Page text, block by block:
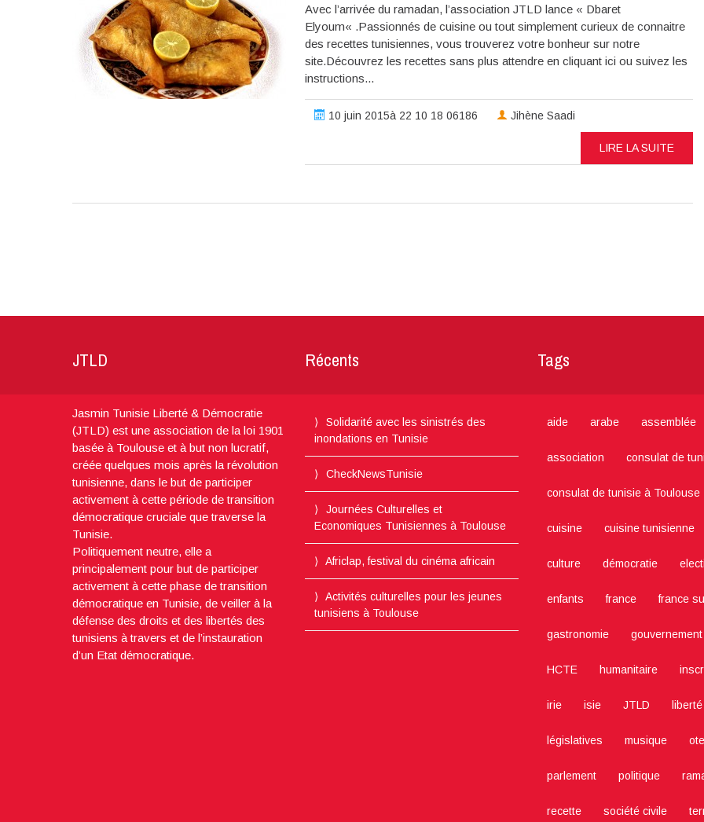
Avec l’arrivée du ramadan, l’association JTLD lance « Dbaret
Elyoum« .Passionnés de cuisine ou tout simplement curieux de connaitre
des recettes tunisiennes, vous trouverez votre bonheur sur notre
site.Découvrez les recettes sans plus attendre en cliquant ici ou suivez les
instructions...
10 juin 2015à 22 10 18 06186 Jihène Saadi
LIRE LA SUITE
JTLD
Jasmin Tunisie Liberté & Démocratie
(JTLD) est une association de la loi 1901
basée à Toulouse et à but non lucratif,
créée quelques mois après la révolution
tunisienne, dans le but de participer
activement à cette période de transition
démocratique cruciale que traverse la
Tunisie.
Politiquement neutre, elle a
principalement pour but de participer
activement à cette phase de transition
démocratique en Tunisie, de veiller à la
défense des droits et des libertés des
tunisiens à travers et de l’instauration
d’un Etat démocratique.
Récents
Solidarité avec les sinistrés des
inondations en Tunisie
CheckNewsTunisie
Journées Culturelles et
Economiques Tunisiennes à Toulouse
Africlap, festival du cinéma africain
Activités culturelles pour les jeunes
tunisiens à Toulouse
Tags
aide arabe assemblée
association consulat de
consulat de tunisie à Toulouse
cuisine cuisine tunisienne
culture démocratie
enfants france france
gastronomie gouvernement
HCTE humanitaire
irie isie JTLD liberté
législatives musique ote
parlement politique
recette société civile